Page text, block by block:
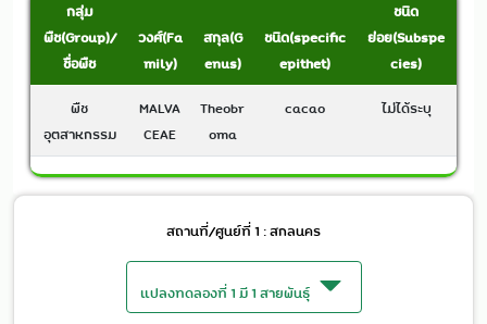
กลุ่ม
พืช(Group)/
ชื่อพืช
วงศ์(Fa
mily)
สกุล(G
enus)
ชนิด(specific
epithet)
ชนิด
ย่อย(Subspe
cies)
พืช
อุตสาหกรรม
MALVA
CEAE
Theobr
oma
cacao ไม่ได้ระบุ
สถานที่/ศูนย์ที่ 1 : สกลนคร
แปลงทดลองที่ 1 มี 1 สายพันธุ์